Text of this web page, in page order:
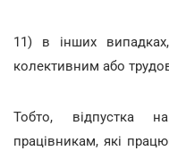
11) в інших
колективним або
Тобто, відпустка
працівникам, які